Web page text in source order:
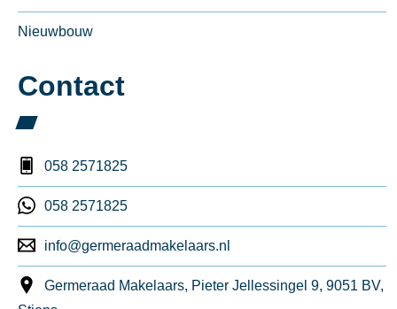
Nieuwbouw
Contact
058 2571825
058 2571825
info@germeraadmakelaars.nl
Germeraad Makelaars, Pieter Jellessingel 9, 9051 BV,